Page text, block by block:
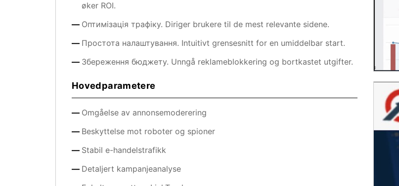
øker ROI.
Оптимізація трафіку. Diriger brukere til de mest relevante sidene.
Простота налаштування. Intuitivt grensesnitt for en umiddelbar start.
Збереження бюджету. Unngå reklameblokkering og bortkastet utgifter.
Hovedparametere
Omgåelse av annonsemoderering
Beskyttelse mot roboter og spioner
Stabil e-handelstrafikk
Detaljert kampanjeanalyse